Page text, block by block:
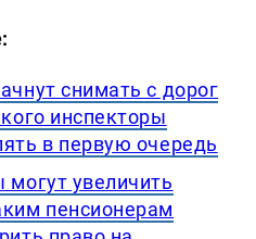
снимать с дорог
инспекторы
в первую очередь
могут увеличить
пенсионерам